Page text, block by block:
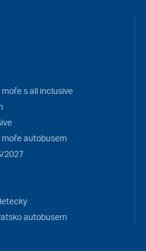
s all inclusive
moře autobusem
2027
autobusem